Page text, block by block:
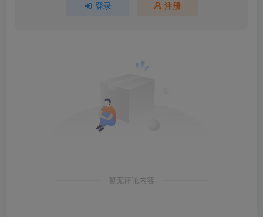
登录 注册
暂无评论内容